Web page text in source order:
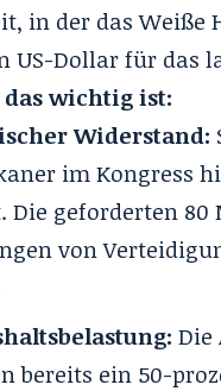
in der das Weiße
US-Dollar für das
wichtig ist:
Widerstand:
im Kongress
Die geforderten
von
Die
bereits ein 50-